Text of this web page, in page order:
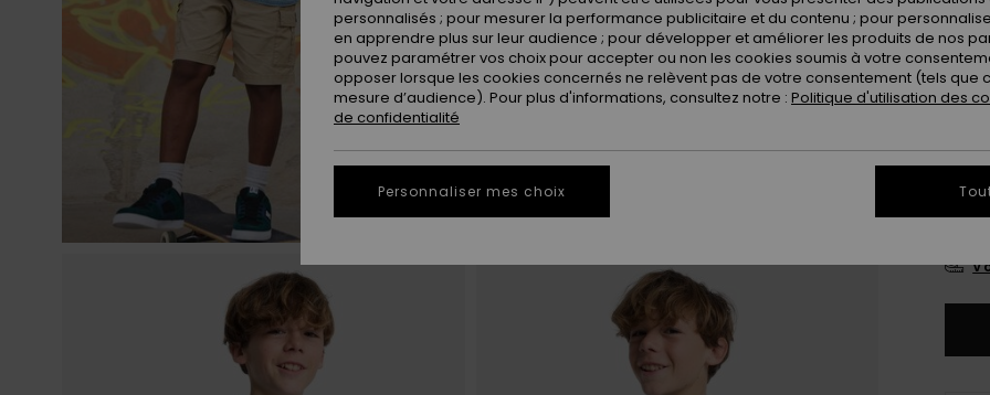
personnalisés ; pour mesurer la performance publicitaire et du contenu ; pour
en apprendre plus sur leur audience ; pour développer et améliorer les produits de nos
pouvez paramétrer vos choix pour accepter ou non les cookies soumis à votre
opposer lorsque les cookies concernés ne relèvent pas de votre consentement (tels que
mesure d’audience). Pour plus d'informations, consultez notre : Politique d'utilisation des
de confidentialité
Personnaliser mes choix